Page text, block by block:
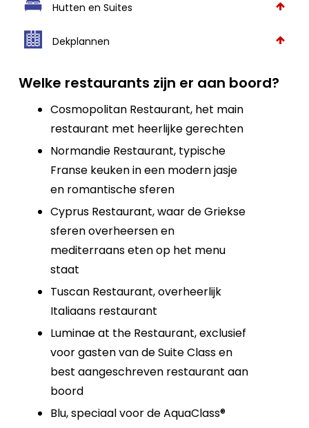
Hutten en Suites
Dekplannen
Welke restaurants zijn er aan boord?
Cosmopolitan Restaurant, het main
restaurant met heerlijke gerechten
Normandie Restaurant, typische
Franse keuken in een modern jasje
en romantische sferen
Cyprus Restaurant, waar de Griekse
sferen overheersen en
mediterraans eten op het menu
staat
Tuscan Restaurant, overheerlijk
Italiaans restaurant
Luminae at the Restaurant, exclusief
voor gasten van de Suite Class en
best aangeschreven restaurant aan
boord
Blu, speciaal voor de AquaClass®